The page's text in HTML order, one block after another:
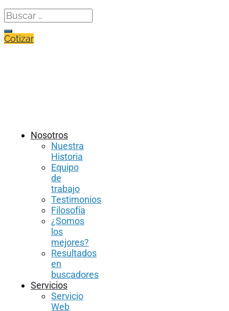
Search
for:
Cotizar
Nosotros
Nuestra
Historia
Equipo
de
trabajo
Testimonios
Filosofía
¿Somos
los
mejores?
Resultados
en
buscadores
Servicios
Servicio
Web